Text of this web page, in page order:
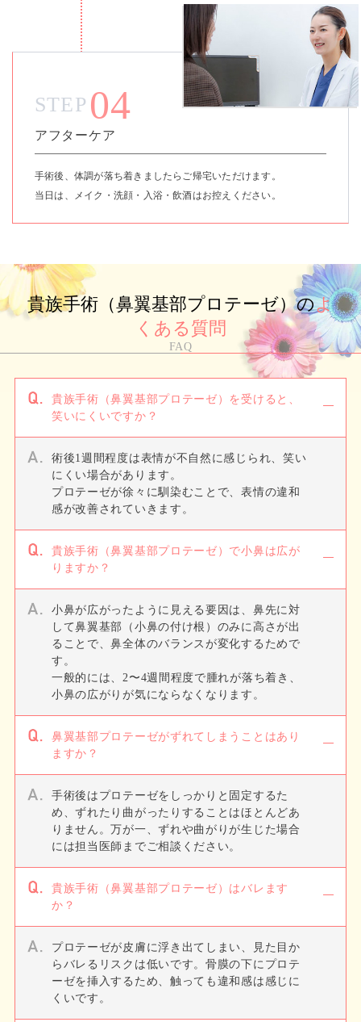
STEP 04
アフターケア
手術後、体調が落ち着きましたらご帰宅いただけます。
当日は、メイク・洗顔・入浴・飲酒はお控えください。
貴族手術（鼻翼基部プロテーゼ）のよ
くある質問
FAQ
貴族手術（鼻翼基部プロテーゼ）を受けると、
笑いにくいですか？
術後1週間程度は表情が不自然に感じられ、笑い
にくい場合があります。
プロテーゼが徐々に馴染むことで、表情の違和
感が改善されていきます。
貴族手術（鼻翼基部プロテーゼ）で小鼻は広が
りますか？
小鼻が広がったように見える要因は、鼻先に対
して鼻翼基部（小鼻の付け根）のみに高さが出
ることで、鼻全体のバランスが変化するためで
す。
一般的には、2〜4週間程度で腫れが落ち着き、
小鼻の広がりが気にならなくなります。
鼻翼基部プロテーゼがずれてしまうことはあり
ますか？
手術後はプロテーゼをしっかりと固定するた
め、ずれたり曲がったりすることはほとんどあ
りません。万が一、ずれや曲がりが生じた場合
には担当医師までご相談ください。
貴族手術（鼻翼基部プロテーゼ）はバレます
か？
プロテーゼが皮膚に浮き出てしまい、見た目か
らバレるリスクは低いです。骨膜の下にプロテ
ーゼを挿入するため、触っても違和感は感じに
くいです。